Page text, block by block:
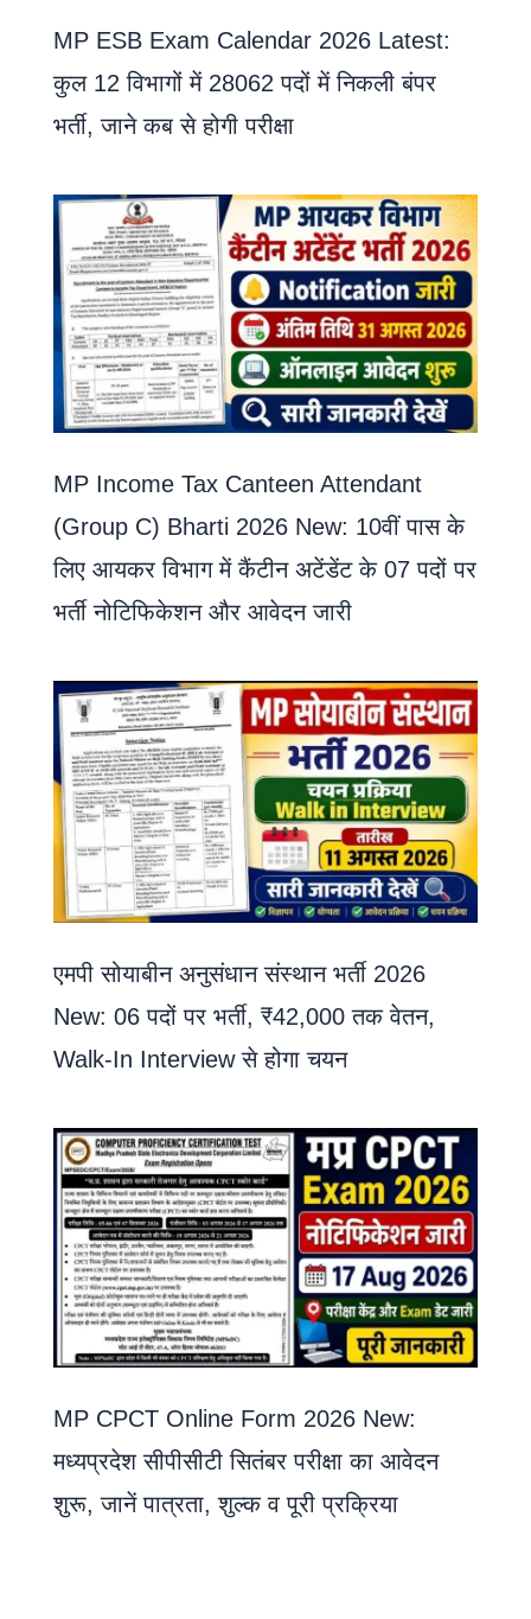
MP ESB Exam Calendar 2026 Latest:
कुल 12 विभागों में 28062 पदों में निकली बंपर
भर्ती, जाने कब से होगी परीक्षा
MP Income Tax Canteen Attendant
(Group C) Bharti 2026 New: 10वीं पास के
लिए आयकर विभाग में कैंटीन अटेंडेंट के 07 पदों पर
भर्ती नोटिफिकेशन और आवेदन जारी
एमपी सोयाबीन अनुसंधान संस्थान भर्ती 2026
New: 06 पदों पर भर्ती, ₹42,000 तक वेतन,
Walk-In Interview से होगा चयन
MP CPCT Online Form 2026 New:
मध्यप्रदेश सीपीसीटी सितंबर परीक्षा का आवेदन
शुरू, जानें पात्रता, शुल्क व पूरी प्रक्रिया